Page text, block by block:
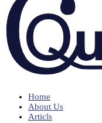
Home
About Us
Articls